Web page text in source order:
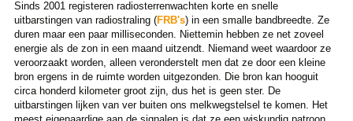
Sinds 2001 registeren radiosterrenwachten korte en snelle
uitbarstingen van radiostraling (FRB's) in een smalle bandbreedte. Ze
duren maar een paar milliseconden. Niettemin hebben ze net zoveel
energie als de zon in een maand uitzendt. Niemand weet waardoor ze
veroorzaakt worden, alleen veronderstelt men dat ze door een kleine
bron ergens in de ruimte worden uitgezonden. Die bron kan hooguit
circa honderd kilometer groot zijn, dus het is geen ster. De
uitbarstingen lijken van ver buiten ons melkwegstelsel te komen. Het